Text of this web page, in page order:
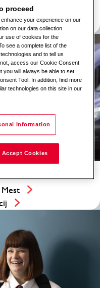
proceed
your experience on our
on our data collection
use of cookies for the
see a complete list of the
and to tell us
access our Cookie Consent
you will always be able to set
Tool. In addition, find more
technologies on this site in our
Information
Accept Cookies